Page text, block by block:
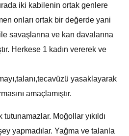
iki kabilenin ortak genlere
onları ortak bir değerde yani
savaşlarına ve kan davalarına
Herkese 1 kadın vererek ve
yasaklayarak
amaçlamıştır.
tutunamazlar. Moğollar yıkıldı
yapmadılar. Yağma ve talanla